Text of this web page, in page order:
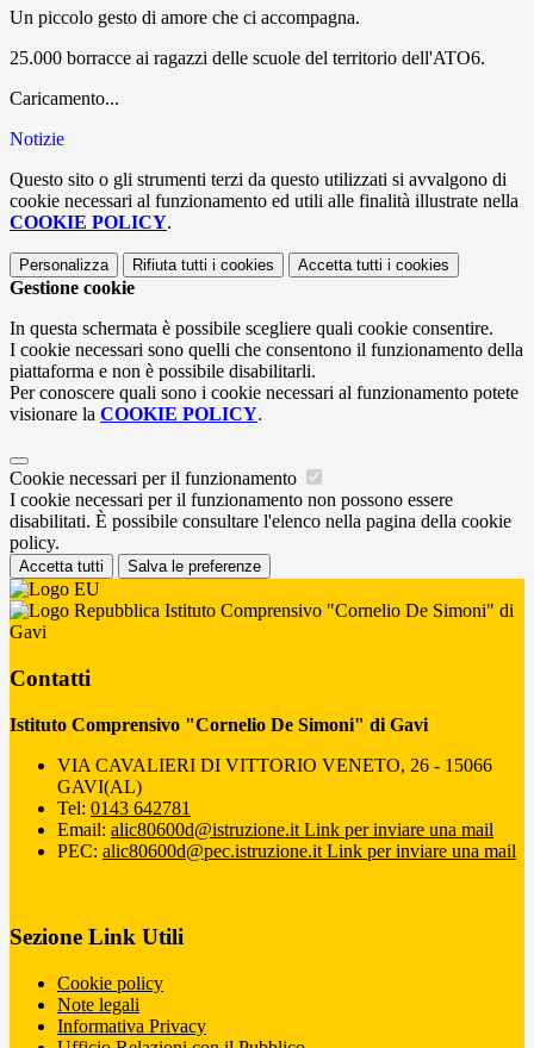
Un piccolo gesto di amore che ci accompagna.
25.000 borracce ai ragazzi delle scuole del territorio dell'ATO6.
Caricamento...
Notizie
Questo sito o gli strumenti terzi da questo utilizzati si avvalgono di
cookie necessari al funzionamento ed utili alle finalità illustrate nella
COOKIE POLICY.
Personalizza Rifiuta tutti i cookies Accetta tutti i cookies
Gestione cookie
In questa schermata è possibile scegliere quali cookie consentire.
I cookie necessari sono quelli che consentono il funzionamento della
piattaforma e non è possibile disabilitarli.
Per conoscere quali sono i cookie necessari al funzionamento potete
visionare la COOKIE POLICY.
Cookie necessari per il funzionamento
I cookie necessari per il funzionamento non possono essere
disabilitati. È possibile consultare l'elenco nella pagina della cookie
policy.
Accetta tutti Salva le preferenze
Istituto Comprensivo "Cornelio De Simoni" di
Gavi
Contatti
Istituto Comprensivo "Cornelio De Simoni" di Gavi
VIA CAVALIERI DI VITTORIO VENETO, 26 - 15066
GAVI(AL)
Tel: 0143 642781
Email: alic80600d@istruzione.it Link per inviare una mail
PEC: alic80600d@pec.istruzione.it Link per inviare una mail
Sezione Link Utili
Cookie policy
Note legali
Informativa Privacy